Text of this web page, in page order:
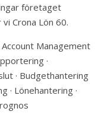
företaget
Crona Lön 60.
Account Management
·
· Budgethantering
· Lönehantering ·